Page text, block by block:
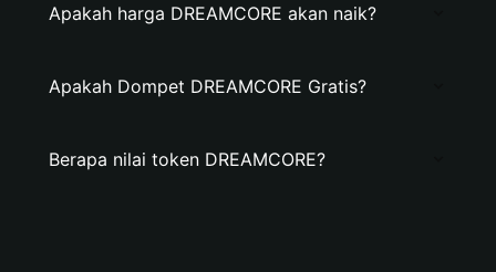
Apakah harga DREAMCORE akan naik?
Apakah Dompet DREAMCORE Gratis?
Berapa nilai token DREAMCORE?